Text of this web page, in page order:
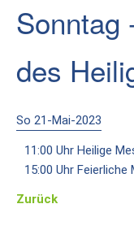
Räumlichkeiten
Zimmer
Schönstatt-
Sonntag
des
So 21-Mai-2023
11:00 Uhr Heilige
15:00 Uhr
Zurück